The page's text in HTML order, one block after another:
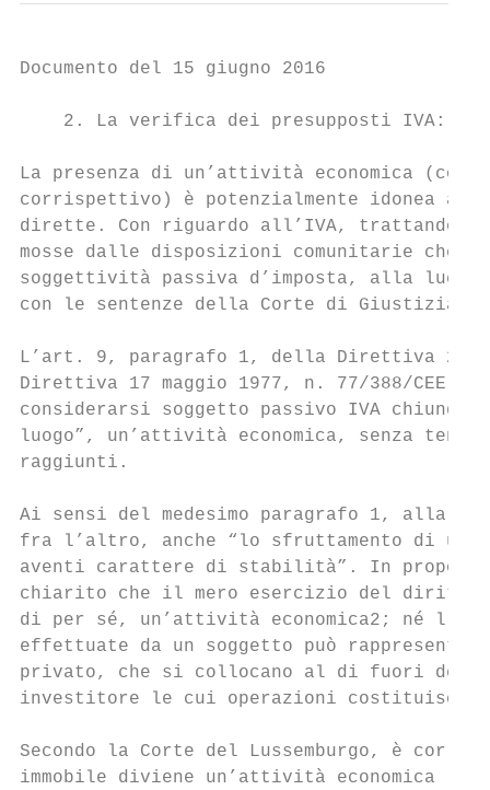
Documento del 15 giugno 2016
2. La verifica dei presupposti IVA: la
La presenza di un’attività economica
corrispettivo) è potenzialmente idonea
dirette. Con riguardo all’IVA, trattandosi
mosse dalle disposizioni comunitarie che
soggettività passiva d’imposta, alla luce
con le sentenze della Corte di Giustizia
L’art. 9, paragrafo 1, della Direttiva 26
Direttiva 17 maggio 1977, n. 77/388/CEE,
considerarsi soggetto passivo IVA
luogo”, un’attività economica, senza
raggiunti.
Ai sensi del medesimo paragrafo 1, alla
fra l’altro, anche “lo sfruttamento di un
aventi carattere di stabilità”. In
chiarito che il mero esercizio del diritto
di per sé, un’attività economica2; né
effettuate da un soggetto può
privato, che si collocano al di fuori del
investitore le cui operazioni
Secondo la Corte del Lussemburgo, è
immobile diviene un’attività economica